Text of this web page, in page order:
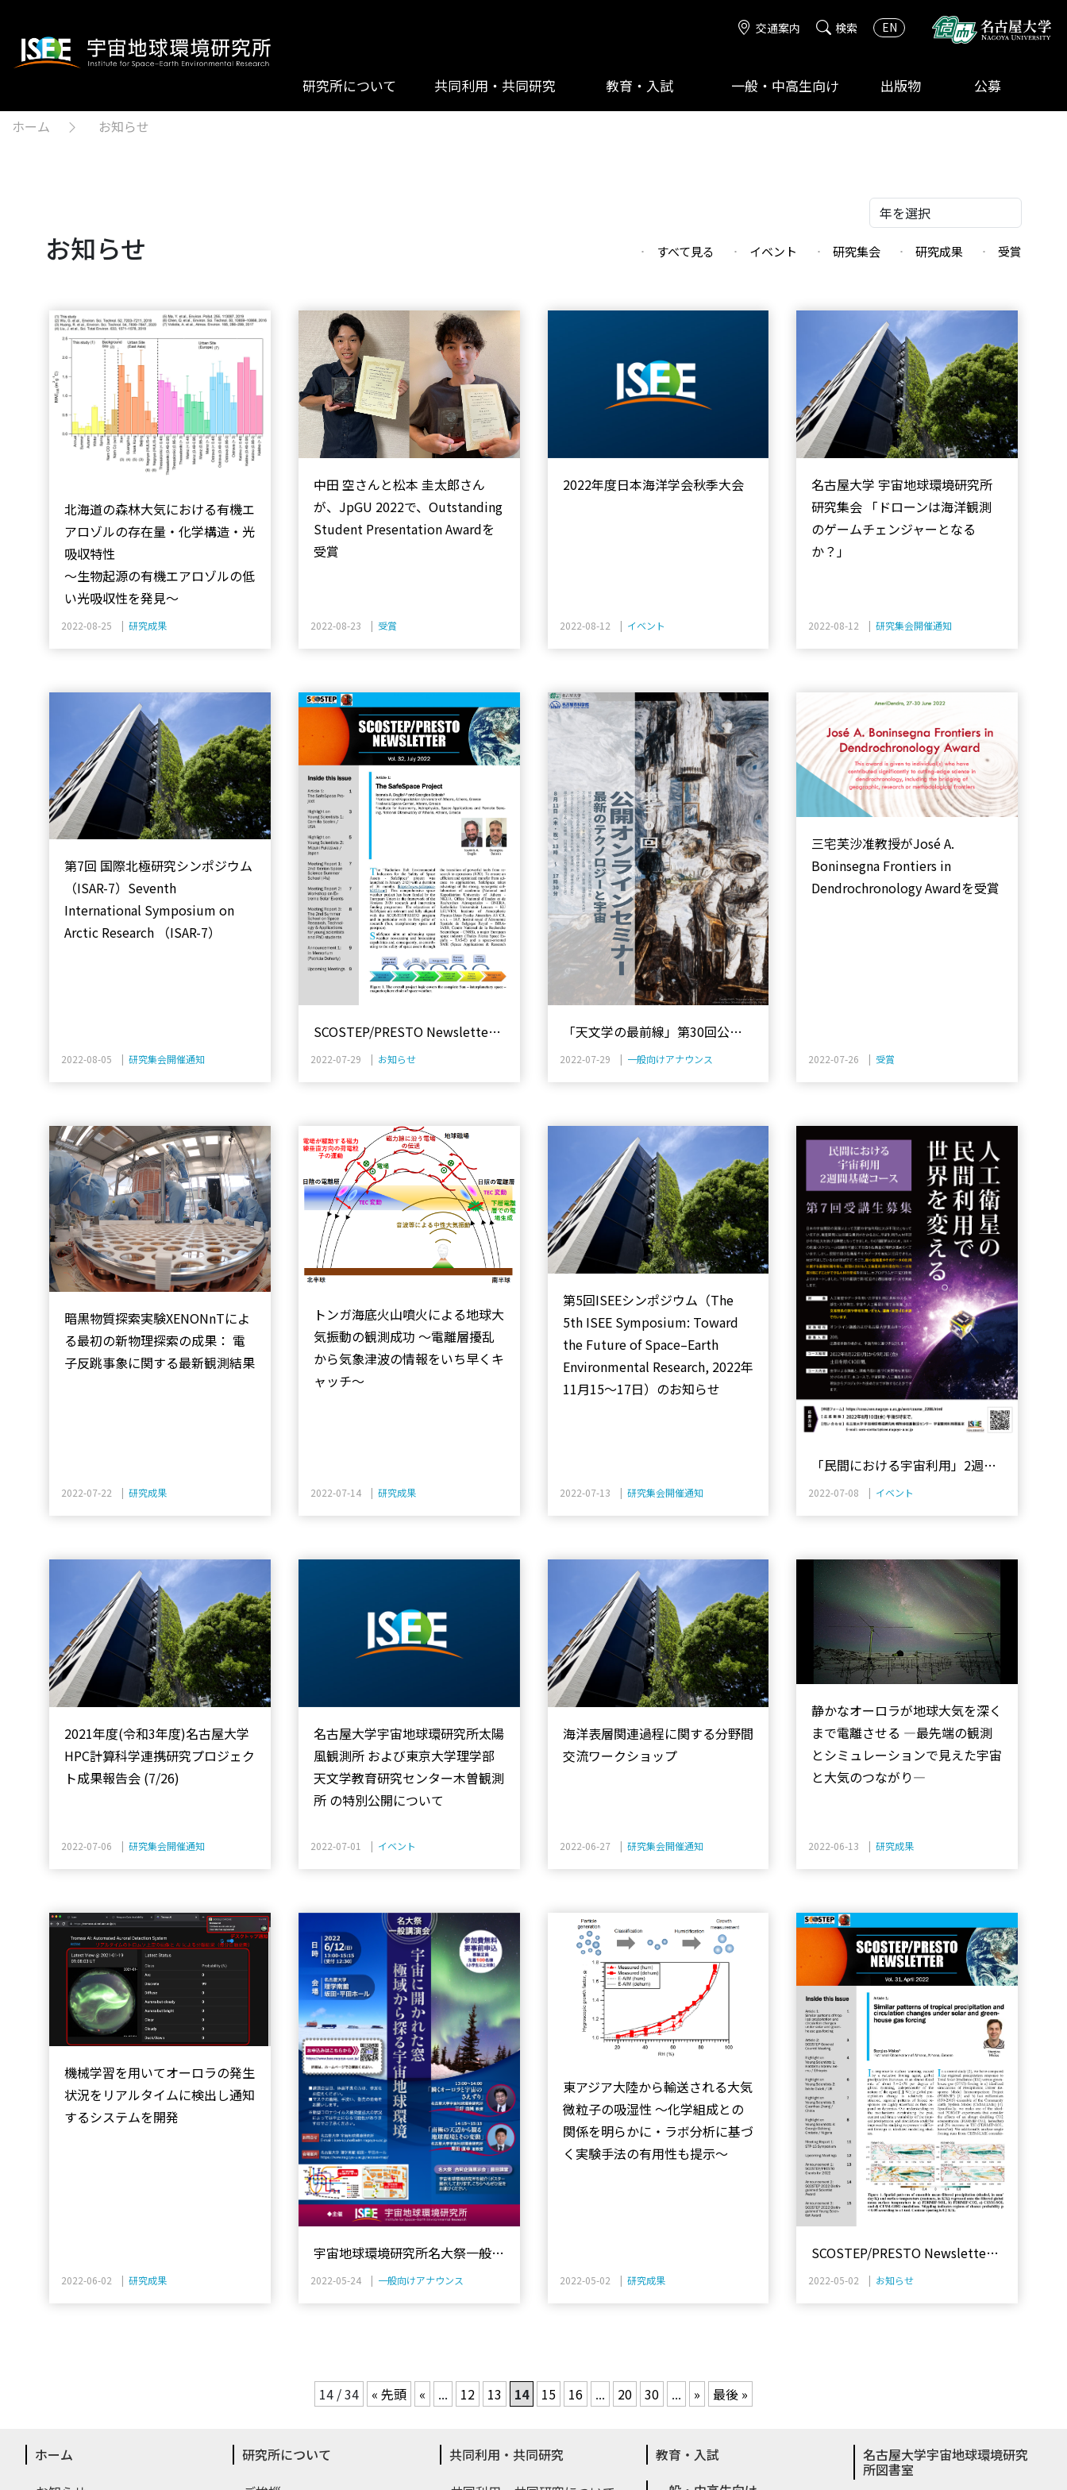
交通案内 検索 EN
研究所について 共同利用・共同研究 教育・入試 一般・中高生向け 出版物 公募
ホーム お知らせ
お知らせ すべて見る イベント 研究集会 研究成果 受賞
北海道の森林大気における有機エ
アロゾルの存在量・化学構造・光
吸収特性
～生物起源の有機エアロゾルの低
い光吸収性を発見～
2022-08-25 | 研究成果
中田 空さんと松本 圭太郎さん
が、JpGU 2022で、Outstanding
Student Presentation Awardを
受賞
2022-08-23 | 受賞
2022年度日本海洋学会秋季大会
2022-08-12 | イベント
名古屋大学 宇宙地球環境研究所
研究集会 「ドローンは海洋観測
のゲームチェンジャーとなる
か？」
2022-08-12 | 研究集会開催通知
第7回 国際北極研究シンポジウム
（ISAR-7）Seventh
International Symposium on
Arctic Research （ISAR-7）
2022-08-05 | 研究集会開催通知
SCOSTEP/PRESTO Newsletter
vol.32を出版
2022-07-29 | お知らせ
「天文学の最前線」第30回公開
セミナーのお知らせ
2022-07-29 | 一般向けアナウンス
三宅芙沙准教授がJosé A.
Boninsegna Frontiers in
Dendrochronology Awardを受賞
2022-07-26 | 受賞
暗黒物質探索実験XENONnTによ
る最初の新物理探索の成果： 電
子反跳事象に関する最新観測結果
2022-07-22 | 研究成果
トンガ海底火山噴火による地球大
気振動の観測成功 ～電離層擾乱
から気象津波の情報をいち早くキ
ャッチ～
2022-07-14 | 研究成果
第5回ISEEシンポジウム（The
5th ISEE Symposium: Toward
the Future of Space–Earth
Environmental Research, 2022年
11月15～17日）のお知らせ
2022-07-13 | 研究集会開催通知
「民間における宇宙利用」2週間
基礎コース(第7回) 受講生募集の
2022-07-08 | イベント
2021年度(令和3年度)名古屋大学
HPC計算科学連携研究プロジェク
ト成果報告会 (7/26)
2022-07-06 | 研究集会開催通知
名古屋大学宇宙地球環研究所太陽
風観測所 および東京大学理学部
天文学教育研究センター木曽観測
所 の特別公開について
2022-07-01 | イベント
海洋表層関連過程に関する分野間
交流ワークショップ
2022-06-27 | 研究集会開催通知
静かなオーロラが地球大気を深く
まで電離させる ―最先端の観測
とシミュレーションで見えた宇宙
と大気のつながり―
2022-06-13 | 研究成果
機械学習を用いてオーロラの発生
状況をリアルタイムに検出し通知
するシステムを開発
2022-06-02 | 研究成果
宇宙地球環境研究所名大祭一般講
演会
2022-05-24 | 一般向けアナウンス
東アジア大陸から輸送される大気
微粒子の吸湿性 ～化学組成との
関係を明らかに・ラボ分析に基づ
く実験手法の有用性も提示～
2022-05-02 | 研究成果
SCOSTEP/PRESTO Newsletter
vol.31を出版
2022-05-02 | お知らせ
14 / 34 « 先頭 « ... 12 13 14 15 16 ... 20 30 ... » 最後 »
ホーム
研究所について
共同利用・共同研究
教育・入試
名古屋大学宇宙地球環境研究
所図書室